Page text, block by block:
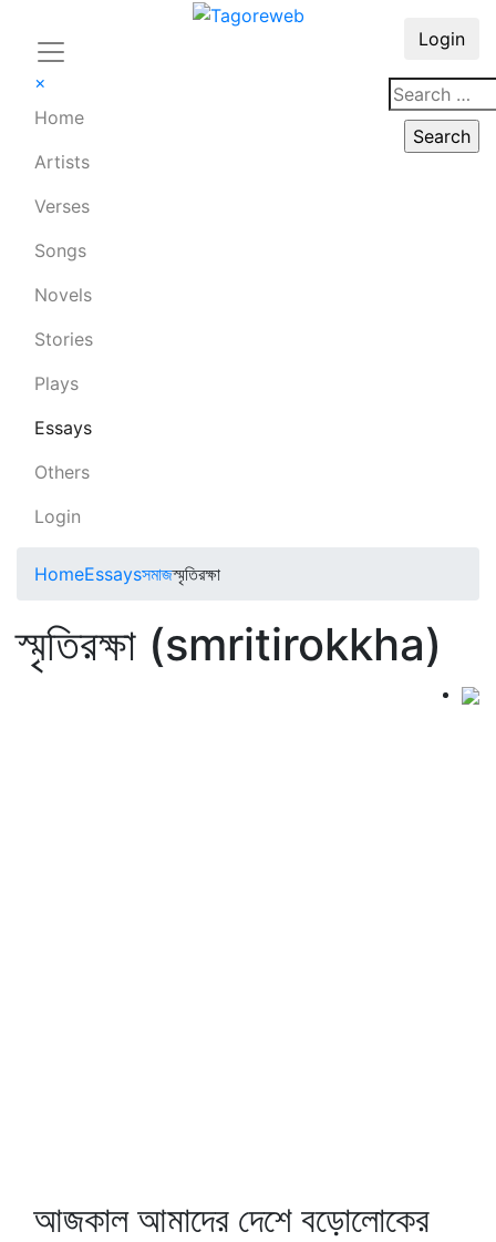
×
Home
Artists
Verses
Songs
Novels
Stories
Plays
Essays
Others
Login
Login
HomeEssaysসমাজস্মৃতিরক্ষা
স্মৃতিরক্ষা (smritirokkha)
আজকাল আমাদের দেশে বড়োলোকের